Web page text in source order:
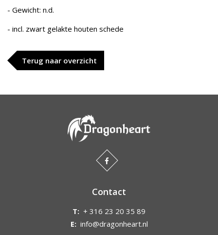
- Gewicht: n.d.
- incl. zwart gelakte houten schede
Terug naar overzicht
Contact
T: + 316 23 20 35 89
E: info@dragonheart.nl